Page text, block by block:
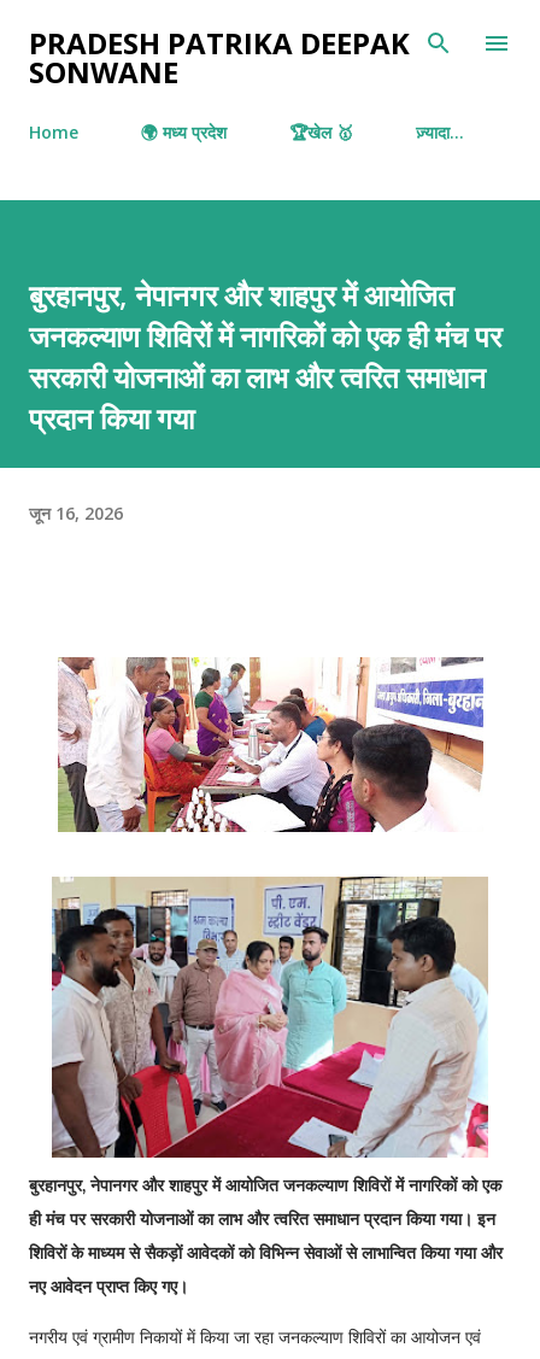
सीधे मुख्य सामग्री पर जाएं
PRADESH PATRIKA DEEPAK
SONWANE
Home 🌍 मध्य प्रदेश 🏆खेल 🥇 ज़्यादा…
बुरहानपुर, नेपानगर और शाहपुर में आयोजित
जनकल्याण शिविरों में नागरिकों को एक ही मंच पर
सरकारी योजनाओं का लाभ और त्वरित समाधान
प्रदान किया गया
जून 16, 2026
बुरहानपुर, नेपानगर और शाहपुर में आयोजित जनकल्याण शिविरों में नागरिकों को एक
ही मंच पर सरकारी योजनाओं का लाभ और त्वरित समाधान प्रदान किया गया। इन
शिविरों के माध्यम से सैकड़ों आवेदकों को विभिन्न सेवाओं से लाभान्वित किया गया और
नए आवेदन प्राप्त किए गए।
नगरीय एवं ग्रामीण निकायों में किया जा रहा जनकल्याण शिविरों का आयोजन एवं